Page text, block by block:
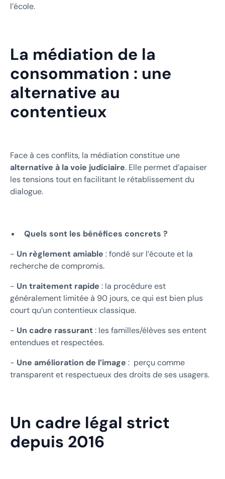
l’école.
La médiation de la
consommation : une
alternative au
contentieux
Face à ces conflits, la médiation constitue une
alternative à la voie judiciaire. Elle permet d’apaiser
les tensions tout en facilitant le rétablissement du
dialogue.
Quels sont les bénéfices concrets ?
- Un règlement amiable : fondé sur l’écoute et la
recherche de compromis.
- Un traitement rapide : la procédure est
généralement limitée à 90 jours, ce qui est bien plus
court qu’un contentieux classique.
- Un cadre rassurant: les familles/élèves ses entent
entendues et respectées.
- Une amélioration de l’image : perçu comme
transparent et respectueux des droits de ses usagers.
Un cadre légal strict
depuis 2016